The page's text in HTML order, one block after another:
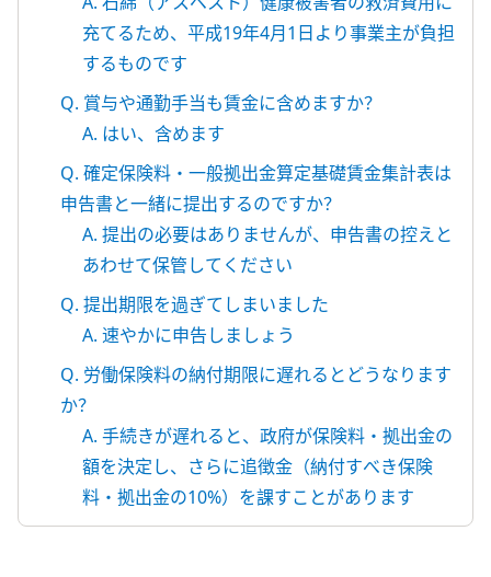
充てるため、平成19年4月1日より事業主が負担
するものです
Q. 賞与や通勤手当も賃金に含めますか？
A. はい、含めます
Q. 確定保険料・一般拠出金算定基礎賃金集計表は
申告書と一緒に提出するのですか？
A. 提出の必要はありませんが、申告書の控えと
あわせて保管してください
Q. 提出期限を過ぎてしまいました
A. 速やかに申告しましょう
Q. 労働保険料の納付期限に遅れるとどうなります
か？
A. 手続きが遅れると、政府が保険料・拠出金の
額を決定し、さらに追徴金（納付すべき保険
料・拠出金の10%）を課すことがあります